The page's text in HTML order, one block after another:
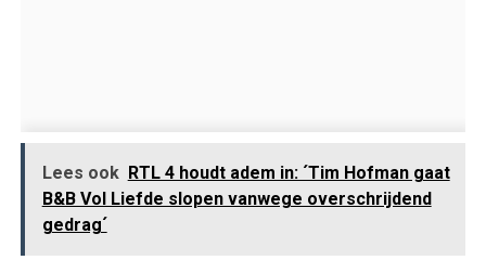
Lees ook RTL 4 houdt adem in: ´Tim Hofman gaat
B&B Vol Liefde slopen vanwege overschrijdend
gedrag´